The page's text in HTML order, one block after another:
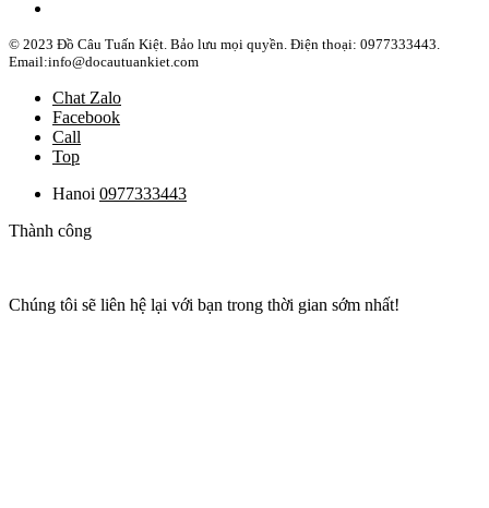
© 2023 Đồ Câu Tuấn Kiệt. Bảo lưu mọi quyền. Điện thoại: 0977333443.
Email:info@docautuankiet.com
Chat Zalo
Facebook
Call
Top
Hanoi 0977333443
Thành công
Chúng tôi sẽ liên hệ lại với bạn trong thời gian sớm nhất!